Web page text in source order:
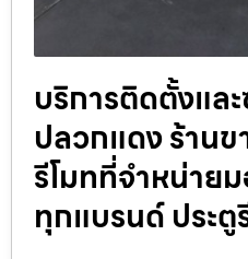
บริการติดตั้งแล
ปลวกแดง ร้านข
รีโมทที่จำหน่ายม
ทุกแบรนด์ ประ